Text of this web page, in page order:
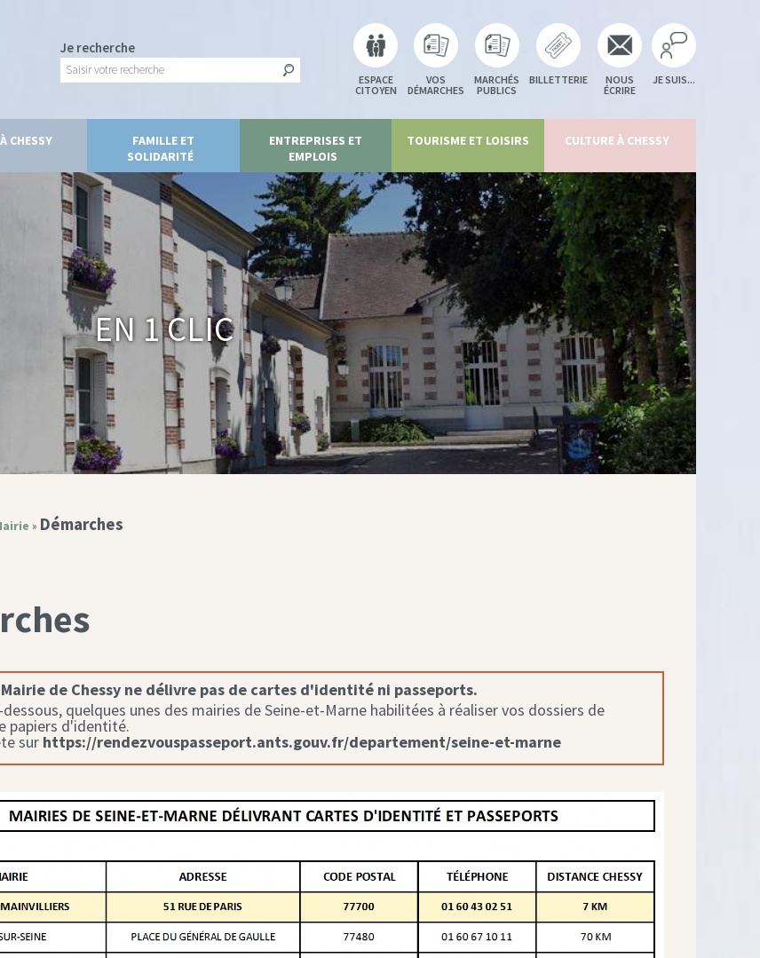
Je recherche
ESPACE
CITOYEN
VOS
DÉMARCHES
MARCHÉS
PUBLICS
BILLETTERIE
NOUS
ÉCRIRE
JE SUIS...
CHESSY
FAMILLE ET
SOLIDARITÉ
ENTREPRISES ET
EMPLOIS
TOURISME ET LOISIRS CULTURE À CHESSY
En 1 clic
» Démarches
de Chessy ne délivre pas de cartes d'identité ni passeports.
quelques unes des mairies de Seine-et-Marne habilitées à réaliser vos dossiers de
papiers d'identité.
sur https://rendezvouspasseport.ants.gouv.fr/departement/seine-et-marne